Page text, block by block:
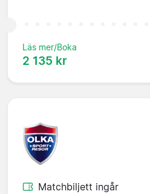
Läs mer/Boka
2 135 kr
Matchbiljett ingår